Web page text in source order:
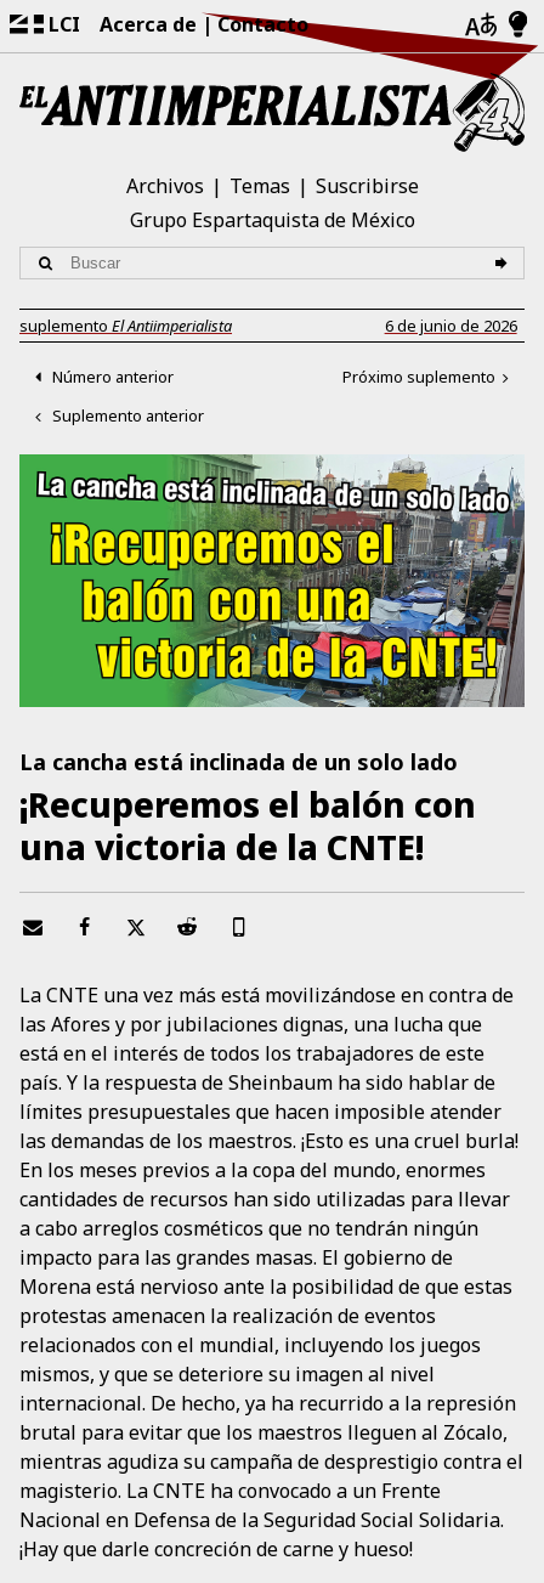
LCI Acerca de Contacto
Archivos Temas
Suscribirse
Grupo Espartaquista de México
suplemento El Antiimperialista 6 de junio de 2026
Número anterior
Suplemento anterior
Próximo suplemento
La cancha está inclinada de un solo lado
¡Recuperemos el balón con
una victoria de la CNTE!
La CNTE una vez más está movilizándose en contra de
las Afores y por jubilaciones dignas, una lucha que
está en el interés de todos los trabajadores de este
país. Y la respuesta de Sheinbaum ha sido hablar de
límites presupuestales que hacen imposible atender
las demandas de los maestros. ¡Esto es una cruel burla!
En los meses previos a la copa del mundo, enormes
cantidades de recursos han sido utilizadas para llevar
a cabo arreglos cosméticos que no tendrán ningún
impacto para las grandes masas. El gobierno de
Morena está nervioso ante la posibilidad de que estas
protestas amenacen la realización de eventos
relacionados con el mundial, incluyendo los juegos
mismos, y que se deteriore su imagen al nivel
internacional. De hecho, ya ha recurrido a la represión
brutal para evitar que los maestros lleguen al Zócalo,
mientras agudiza su campaña de desprestigio contra el
magisterio. La CNTE ha convocado a un Frente
Nacional en Defensa de la Seguridad Social Solidaria.
¡Hay que darle concreción de carne y hueso!